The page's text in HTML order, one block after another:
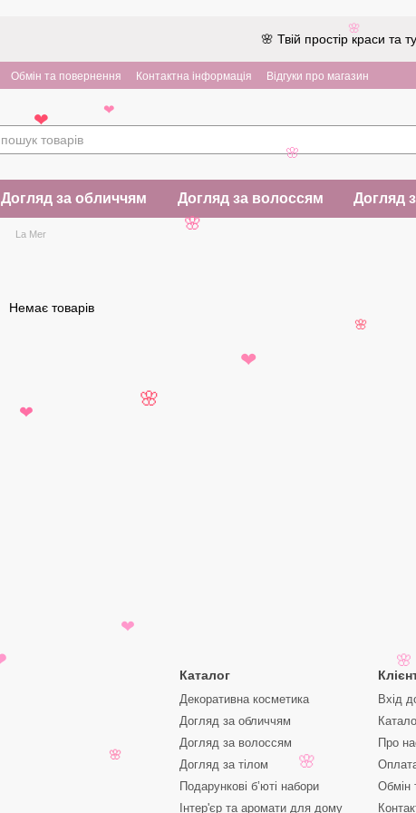
🌸 Твій простір краси та
Обмін та повернення Контактна інформація Відгуки про магазин
Догляд за обличчям Догляд за волоссям Догляд
La Mer
Немає товарів
Каталог
Декоративна косметика
Догляд за обличчям
Догляд за волоссям
Догляд за тілом
Подарункові б’юті набори
Інтер'єр та аромати для дому
Вхід
Про
Обмін
🌸 🌸
❤
🌸
❤
❤
🌸
❤
🌸
❤
🌸
🌸
🌸